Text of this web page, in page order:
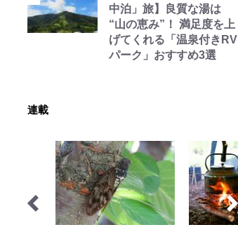
中泊」旅】良質な湯は
“山の恵み”！ 満足度を上
げてくれる「温泉付きRV
パーク」おすすめ3選
連載